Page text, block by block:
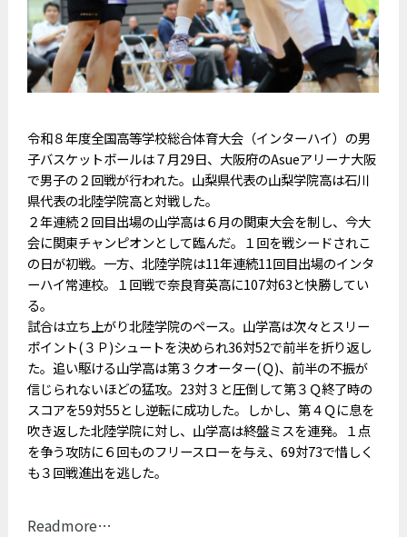
令和８年度全国高等学校総合体育大会（インターハイ）の男
子バスケットボールは７月29日、大阪府のAsueアリーナ大阪
で男子の２回戦が行われた。山梨県代表の山梨学院高は石川
県代表の北陸学院高と対戦した。
２年連続２回目出場の山学高は６月の関東大会を制し、今大
会に関東チャンピオンとして臨んだ。１回を戦シードされこ
の日が初戦。一方、北陸学院は11年連続11回目出場のインタ
ーハイ常連校。１回戦で奈良育英高に107対63と快勝してい
る。
試合は立ち上がり北陸学院のペース。山学高は次々とスリー
ポイント(３Ｐ)シュートを決められ36対52で前半を折り返し
た。追い駆ける山学高は第３クオーター(Ｑ)、前半の不振が
信じられないほどの猛攻。23対３と圧倒して第３Ｑ終了時の
スコアを59対55とし逆転に成功した。しかし、第４Ｑに息を
吹き返した北陸学院に対し、山学高は終盤ミスを連発。１点
を争う攻防に６回ものフリースローを与え、69対73で惜しく
も３回戦進出を逃した。
Readmore…